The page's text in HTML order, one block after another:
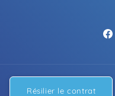
Résilier le contrat